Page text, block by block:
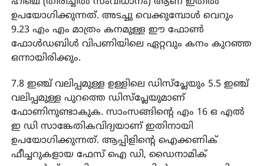
ഉപയോഗിക്കുന്നത്. അടച്ചു വെക്കുമ്പോൾ വെറും
9.23 എം എം മാത്രം കനമുള്ള ഈ ഫോൺ
ഫോൾഡബിൾ വിപണിയിലെ ഏറ്റവും കനം കുറഞ്ഞ
ഒന്നായിരിക്കും.
7.8 ഇഞ്ച് വലിപ്പമുള്ള ഉള്ളിലെ ഡിസ്പ്ലേയും 5.5 ഇഞ്ച്
വലിപ്പമുള്ള പുറത്തെ ഡിസ്പ്ലേയുമാണ്
ഫോണിനുണ്ടാകുക. സാംസങ്ങിന്റെ എം 16 ഒ എൽ
ഇ ഡി സാങ്കേതികവിദ്യയാണ് ഇതിനായി
ഉപയോഗിക്കുന്നത്. ആപ്പിളിന്റെ ഐക്കണിക്
ഫീച്ചറുകളായ ഫേസ് ഐ ഡി, ഡൈനാമിക്